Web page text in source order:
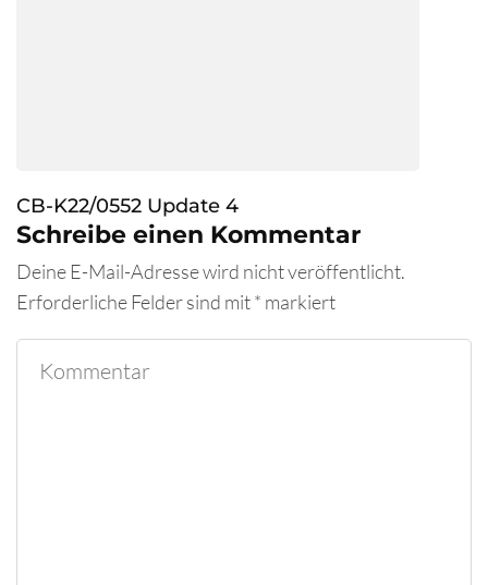
CB-K22/0552 Update 4
Schreibe einen Kommentar
Deine E-Mail-Adresse wird nicht veröffentlicht.
Erforderliche Felder sind mit* markiert